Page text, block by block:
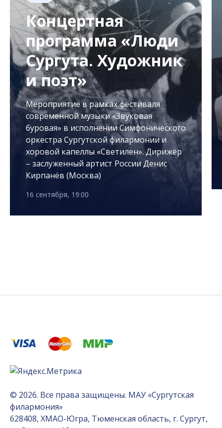
Концертная
программа «Люди
Сургута. Художник
и поэт»
Мероприятие в рамках фестиваля
современной музыки «Звуковая
буровая» в исполнении Симфонического
оркестра Сургутской филармонии и
хоровой капеллы «Светилен». Дирижёр
– заслуженный артист России Денис
Кирпанёв (Москва)
16 сентября, 19:00
© 2026. Все права защищены. МАУ «Сургутская
филармония»
628408, ХМАО-Югра, Тюменская область, г. Сургут,